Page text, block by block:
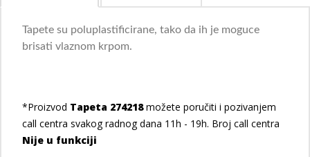
Tapete su poluplastificirane, tako da ih je moguce
brisati vlaznom krpom.
*Proizvod Tapeta 274218možete poručiti i pozivanjem
call centra svakog radnog dana 11h - 19h. Broj call centra
Nije u funkciji